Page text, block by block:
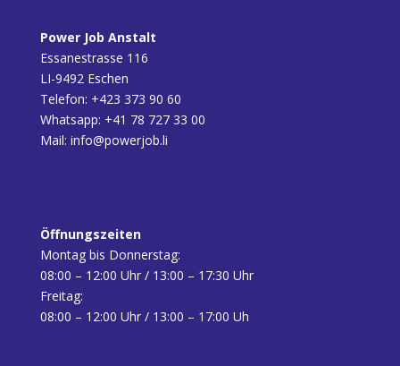
Power Job Anstalt
Essanestrasse 116
LI-9492 Eschen
Telefon: +423 373 90 60
Whatsapp: +41 78 727 33 00
Mail: info@powerjob.li
Öffnungszeiten
Montag bis Donnerstag:
08:00 – 12:00 Uhr / 13:00 – 17:30 Uhr
Freitag:
08:00 – 12:00 Uhr / 13:00 – 17:00 Uh